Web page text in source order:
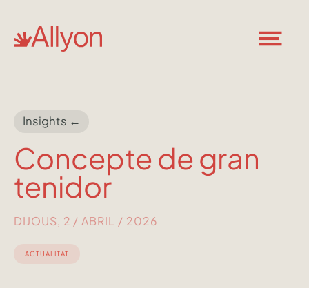
Insights ←
Concepte de gran
tenidor
DIJOUS, 2 / ABRIL / 2026
ACTUALITAT